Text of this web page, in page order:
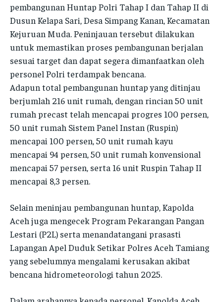
POLRES
POLRESTA
POLRES ACEH BESAR
POLRES PIDIE
POLRES PIDIE JAYA
POLRES BIREUEN
POLRES ACEH UTARA
POLRES ACEH TIMUR
POLRES ACEH TENGGARA
POLRES ACEH SELATAN
POLRES ACEH BARAT
POLRES NAGAN RAYA
POLRES ACEH JAYA
POLRES GAYO LUES
POLRES
POLRESTA
POLRES ACEH BESAR
POLRES PIDIE
POLRES PIDIE JAYA
POLRES BIREUEN
POLRES ACEH UTARA
POLRES ACEH TIMUR
POLRES ACEH TENGGARA
POLRES ACEH SELATAN
POLRES ACEH BARAT
POLRES NAGAN RAYA
POLRES ACEH JAYA
POLRES GAYO LUES
POLRES
POLRESTA
POLRES ACEH BESAR
POLRES PIDIE
POLRES PIDIE JAYA
POLRES BIREUEN
POLRES ACEH UTARA
POLRES ACEH TIMUR
POLRES ACEH TENGGARA
POLRES ACEH SELATAN
POLRES NAGAN RAYA
POLRES ACEH JAYA
POLRES GAYO LUES
POLRES ACEH TENGAH
POLRES
POLRESTA
POLRES ACEH BESAR
POLRES PIDIE
POLRES PIDIE JAYA
POLRES BIREUEN
POLRES ACEH UTARA
POLRES ACEH TIMUR
POLRES ACEH TENGGARA
POLRES ACEH SELATAN
POLRES NAGAN RAYA
POLRES ACEH JAYA
POLRES GAYO LUES
POLRES ACEH TENGAH
pembangunan Huntap Polri Tahap I dan Tahap II di
Dusun Kelapa Sari, Desa Simpang Kanan, Kecamatan
Kejuruan Muda. Peninjauan tersebut dilakukan
untuk memastikan proses pembangunan berjalan
sesuai target dan dapat segera dimanfaatkan oleh
personel Polri terdampak bencana.
Adapun total pembangunan huntap yang ditinjau
berjumlah 216 unit rumah, dengan rincian 50 unit
rumah precast telah mencapai progres 100 persen,
50 unit rumah Sistem Panel Instan (Ruspin)
mencapai 100 persen, 50 unit rumah kayu
mencapai 94 persen, 50 unit rumah konvensional
mencapai 57 persen, serta 16 unit Ruspin Tahap II
mencapai 8,3 persen.
Selain meninjau pembangunan huntap, Kapolda
Aceh juga mengecek Program Pekarangan Pangan
Lestari (P2L) serta menandatangani prasasti
Lapangan Apel Duduk Setikar Polres Aceh Tamiang
yang sebelumnya mengalami kerusakan akibat
bencana hidrometeorologi tahun 2025.